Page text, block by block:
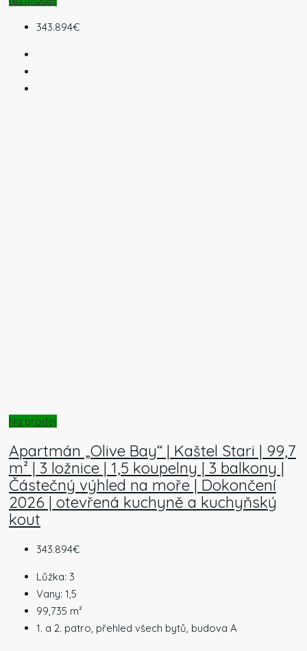
343.894€
Na prodej
Apartmán „Olive Bay“ | Kaštel Stari | 99,7
m² | 3 ložnice | 1,5 koupelny | 3 balkony |
Částečný výhled na moře | Dokončení
2026 | otevřená kuchyně a kuchyňský
kout
343.894€
Lůžka: 3
Vany: 1,5
99,735 m²
1. a 2. patro, přehled všech bytů, budova A